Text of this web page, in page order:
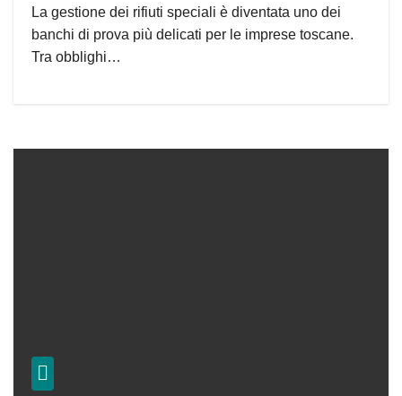
La gestione dei rifiuti speciali è diventata uno dei
banchi di prova più delicati per le imprese toscane.
Tra obblighi…